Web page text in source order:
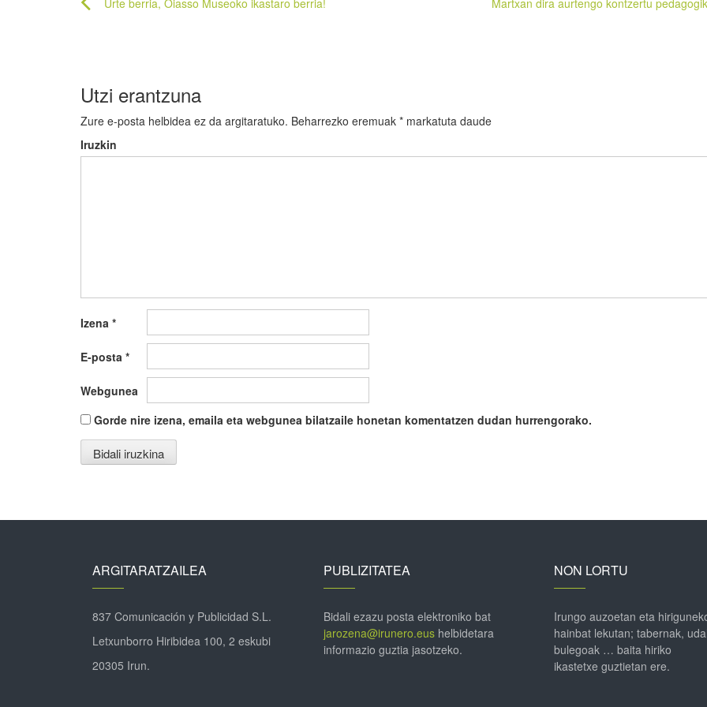
Urte berria, Oiasso Museoko ikastaro berria! Martxan dira aurtengo kontzertu
Utzi erantzuna
Zure e-posta helbidea ez da argitaratuko. Beharrezko eremuak * markatuta daude
Iruzkin
Izena *
E-posta *
Webgunea
Gorde nire izena, emaila eta webgunea bilatzaile honetan komentatzen dudan hurrengorako.
ARGITARATZAILEA
837 Comunicación y Publicidad S.L.
Letxunborro Hiribidea 100, 2 eskubi
20305 Irun.
PUBLIZITATEA
Bidali ezazu posta elektroniko bat
jarozena@irunero.eushelbidetara
informazio guztia jasotzeko.
NON LORTU
Irungo auzoetan eta
hainbat lekutan; tabernak,
bulegoak … baita hiriko
ikastetxe guztietan ere.